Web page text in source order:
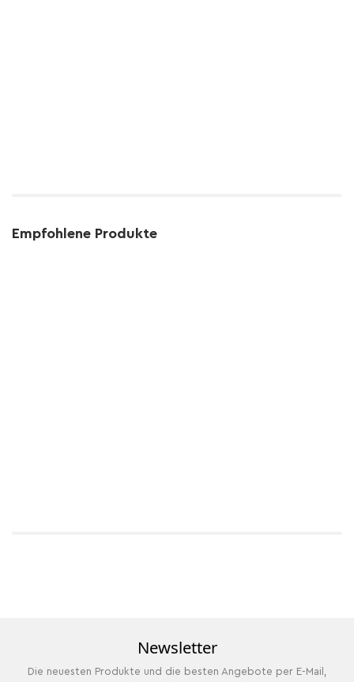
Empfohlene Produkte
Newsletter
Die neuesten Produkte und die besten Angebote per E-Mail,